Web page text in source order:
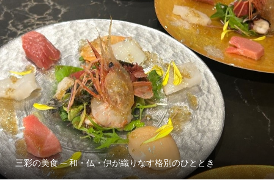
三彩の美食 ─ 和・仏・伊が織りなす格別のひととき